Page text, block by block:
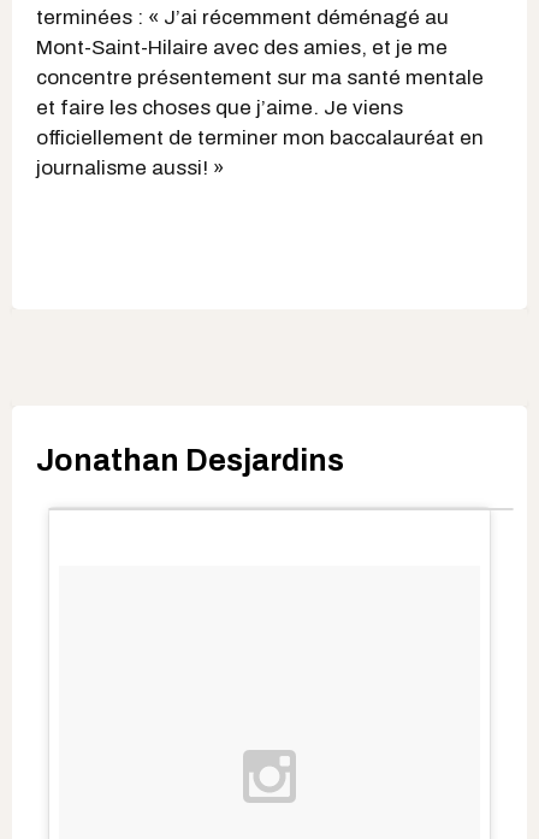
terminées : « J’ai récemment déménagé au
Mont-Saint-Hilaire avec des amies, et je me
concentre présentement sur ma santé mentale
et faire les choses que j’aime. Je viens
officiellement de terminer mon baccalauréat en
journalisme aussi! »
Jonathan Desjardins